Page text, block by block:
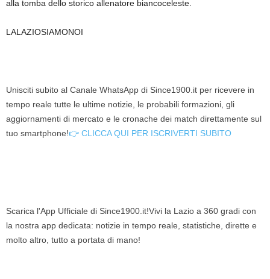
alla tomba dello storico allenatore biancoceleste.
LALAZIOSIAMONOI
Unisciti subito al Canale WhatsApp di Since1900.it per ricevere in
tempo reale tutte le ultime notizie, le probabili formazioni, gli
aggiornamenti di mercato e le cronache dei match direttamente sul
tuo smartphone!👉 CLICCA QUI PER ISCRIVERTI SUBITO
Scarica l'App Ufficiale di Since1900.it!Vivi la Lazio a 360 gradi con
la nostra app dedicata: notizie in tempo reale, statistiche, dirette e
molto altro, tutto a portata di mano!